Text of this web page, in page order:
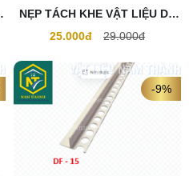
NẸP TÁCH KHE VẬT LIỆU DF
10
25.000đ 29.000đ
-9%